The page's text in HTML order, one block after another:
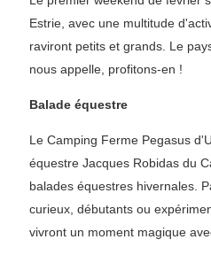
Estrie, avec une multitude
raviront petits et grands. Le
nous appelle, profitons-en !
Balade équestre
Le Camping Ferme Pegasus
équestre Jacques Robidas du
balades équestres hivernales.
curieux, débutants ou
vivront un moment magique